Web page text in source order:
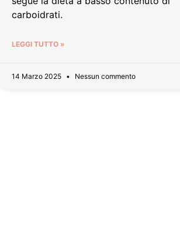
carboidrati.
LEGGI TUTTO »
14 Marzo 2025 Nessun commento